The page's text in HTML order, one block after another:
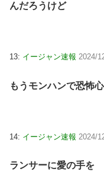
んだろうけど
13: イージャン速報 2024/
もうモンハンで恐怖
14: イージャン速報 2024/
ランサーに愛の手を